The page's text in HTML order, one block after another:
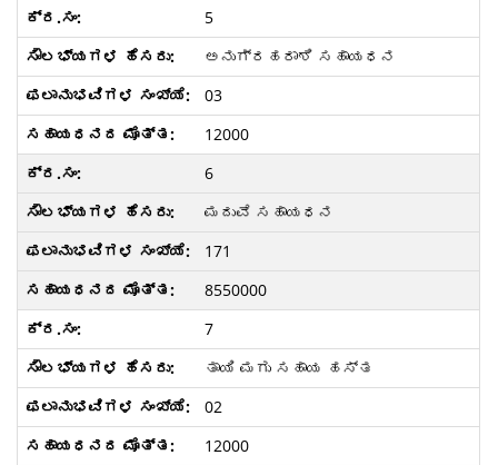
5
ಅನುಗ್ರಹರಾಶಿ ಸಹಾಯಧನ
03
12000
6
ಮದುವೆ ಸಹಾಯಧನ
171
8550000
7
ತಾಯಿ ಮಗು ಸಹಾಯ ಹಸ್ತ
02
12000